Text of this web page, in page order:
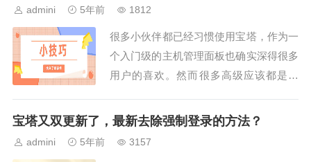
admini 5年前 1812
很多小伙伴都已经习惯使用宝塔，作为一
个入门级的主机管理面板也确实深得很多
用户的喜欢。然而很多高级应该都是面
宝塔又双更新了，最新去除强制登录的方法？
admini 5年前 3157